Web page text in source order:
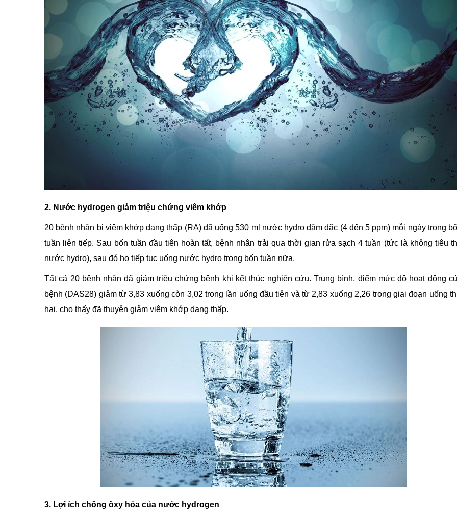
2. Nước hydrogen giảm triệu chứng viêm khớp
20 bệnh nhân bị viêm khớp dạng thấp (RA) đã uống 530 ml nước hydro đậm đặc (4 đến 5 ppm) mỗi ngày trong
tuần liên tiếp. Sau bốn tuần đầu tiên hoàn tất, bệnh nhân trải qua thời gian rửa sạch 4 tuần (tức là không tiêu
nước hydro), sau đó họ tiếp tục uống nước hydro trong bốn tuần nữa.
Tất cả 20 bệnh nhân đã giảm triệu chứng bệnh khi kết thúc nghiên cứu. Trung bình, điểm mức độ hoạt động
bệnh (DAS28) giảm từ 3,83 xuống còn 3,02 trong lần uống đầu tiên và từ 2,83 xuống 2,26 trong giai đoạn uống
hai, cho thấy đã thuyên giảm viêm khớp dạng thấp.
3. Lợi ích chống ôxy hóa của nước hydrogen